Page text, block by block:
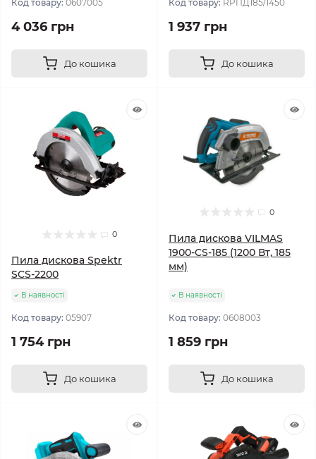
Код товару: 0607005
4 036 грн
До кошика
Код товару: RPПД185/1450
1 937 грн
До кошика
0
Пила дискова Spektr
SCS-2200
В наявності
Код товару: 05907
1 754 грн
До кошика
0
Пила дискова VILMAS
1900-CS-185 (1200 Вт, 185
мм)
В наявності
Код товару: 0608003
1 859 грн
До кошика